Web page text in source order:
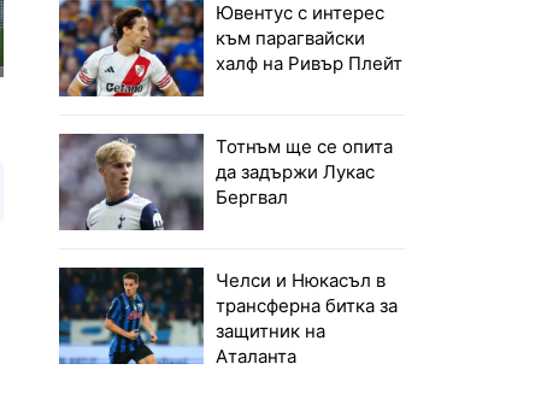
Ювентус с интерес
към парагвайски
халф на Ривър Плейт
Тотнъм ще се опита
да задържи Лукас
Бергвал
Челси и Нюкасъл в
трансферна битка за
защитник на
Аталанта